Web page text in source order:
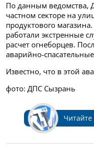
По данным ведомства,
частном секторе на
продуктового
работали экстренные
расчет огнеборцев.
аварийно-
Известно, что в этой
фото: ДПС Сызрань
Читайте